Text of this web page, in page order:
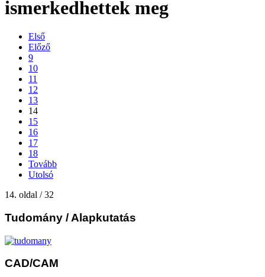
ismerkedhettek meg
Első
Előző
9
10
11
12
13
14
15
16
17
18
Tovább
Utolsó
14. oldal / 32
Tudomány / Alapkutatás
CAD/CAM